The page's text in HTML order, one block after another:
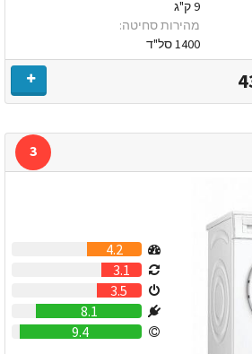
9 ק"ג
מהירות סחיטה:
1400 סל"ד
3
4.2
3.1
3.5
8.1
9.4